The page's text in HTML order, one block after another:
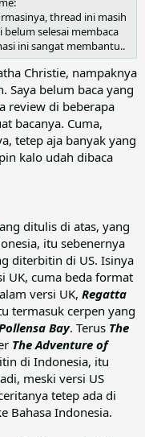
thread ini masih
selesai membaca
ini sangat membantu..
Christie, nampaknya
Saya belum baca yang
review di beberapa
bacanya. Cuma,
tetep aja banyak yang
kalo udah dibaca
ditulis di atas, yang
itu sebenernya
diterbitin di US. Isinya
UK, cuma beda format
versi UK, Regatta
termasuk cerpen yang
Bay. Terus The
The Adventure of
di Indonesia, itu
meski versi US
tetep ada di
Bahasa Indonesia.